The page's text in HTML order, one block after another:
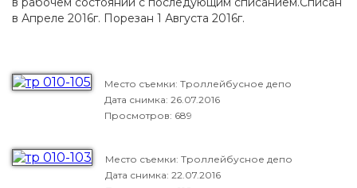
в Апреле 2016г. Порезан 1 Августа 2016г.
Место съемки: Троллейбусное депо
Дата снимка: 26.07.2016
Просмотров: 689
Место съемки: Троллейбусное депо
Дата снимка: 22.07.2016